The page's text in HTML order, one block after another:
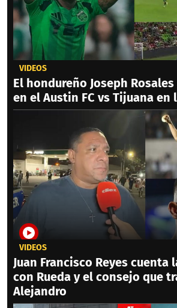
VIDEOS
El hondureño Joseph
en el Austin FC vs Tijuana en
VIDEOS
Juan Francisco Reyes cuenta
con Rueda y el consejo que
Alejandro